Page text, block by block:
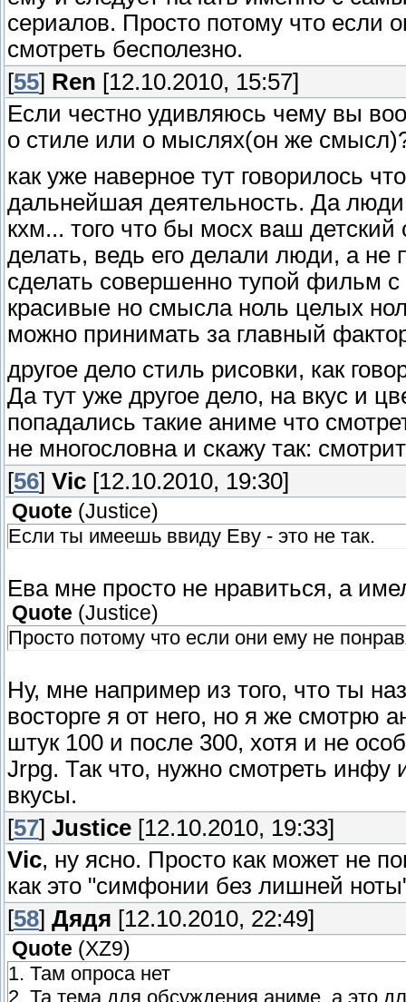
сериалов. Просто потому что если
смотреть бесполезно.
[55] Ren [12.10.2010, 15:57]
Если честно удивляюсь чему вы
о стиле или о мыслях(он же
как уже наверное тут говорилось
дальнейшая деятельность. Да
кхм... того что бы мосх ваш
делать, ведь его делали люди, а
сделать совершенно тупой фильм
красивые но смысла ноль целых
можно принимать за главный
другое дело стиль рисовки, как
Да тут уже другое дело, на вкус и
попадались такие аниме что
не многословна и скажу так:
[56] Vic [12.10.2010, 19:30]
Quote (Justice)
Если ты имеешь ввиду Еву - это не так.
Ева мне просто не нравиться, а
Quote (Justice)
Просто потому что если они ему не
Ну, мне например из того, что ты
восторге я от него, но я же смотрю
штук 100 и после 300, хотя и не
Jrpg. Так что, нужно смотреть инфу
вкусы.
[57] Justice [12.10.2010, 19:33]
Vic, ну ясно. Просто как может не
как это "симфонии без лишней
[58] Дядя [12.10.2010, 22:49]
Quote (XZ9)
1. Там опроса нет
2. Та тема для обсуждения аниме, а это